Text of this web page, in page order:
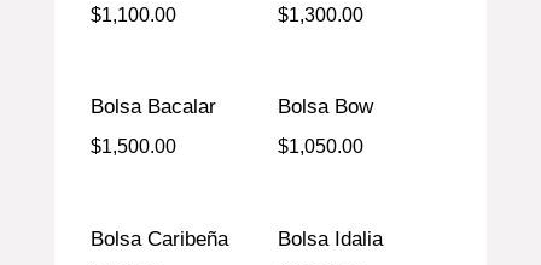
$1,100.00 $1,300.00
Bolsa Bacalar
$1,500.00
Bolsa Bow
$1,050.00
Bolsa Caribeña Bolsa Idalia